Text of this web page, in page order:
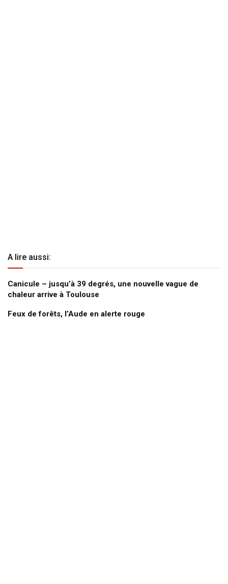
A lire aussi:
Canicule – jusqu’à 39 degrés, une nouvelle vague de
chaleur arrive à Toulouse
Feux de forêts, l’Aude en alerte rouge